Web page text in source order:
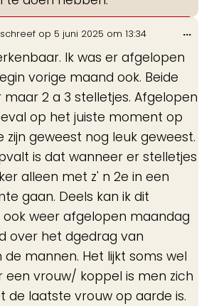
schreef op 5 juni 2025 om 13:34
Ik was er afgelopen
vorige maand ook. Beide
2 a 3 stelletjes. Afgelopen
op het juiste moment op
zijn geweest nog leuk geweest.
is dat wanneer er stelletjes
alleen met z' n 2e in een
gaan. Deels kan ik dit
weer afgelopen maandag
over het dgedrag van
mannen. Het lijkt soms wel
een vrouw/ koppel is men zich
de laatste vrouw op aarde is.
...